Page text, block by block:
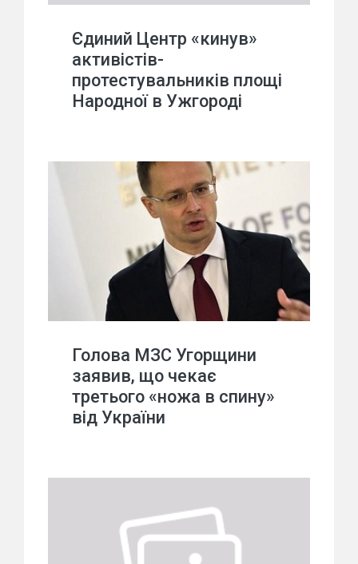
Єдиний Центр «кинув»
активістів-
протестувальників площі
Народної в Ужгороді
Голова МЗС Угорщини
заявив, що чекає
третього «ножа в спину»
від України